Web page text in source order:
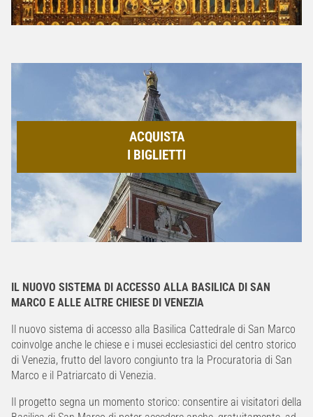
ACQUISTA
I BIGLIETTI
IL NUOVO SISTEMA DI ACCESSO ALLA BASILICA DI SAN
MARCO E ALLE ALTRE CHIESE DI VENEZIA
Il nuovo sistema di accesso alla Basilica Cattedrale di San Marco
coinvolge anche le chiese e i musei ecclesiastici del centro storico
di Venezia, frutto del lavoro congiunto tra la Procuratoria di San
Marco e il Patriarcato di Venezia.
Il progetto segna un momento storico: consentire ai visitatori della